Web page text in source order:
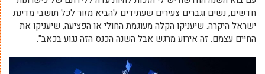
חדשים, נשים וגברים צעירים שעתידים להביא מזור לכל תושבי מדינת
ישראל היקרה. שיעניקו הקלה מעוגמת החולי או הפציעה, שיעניקו את
החיים עצמם. זה אירוע מרגש אבל השנה הכנס הזה נגוע בכאב".